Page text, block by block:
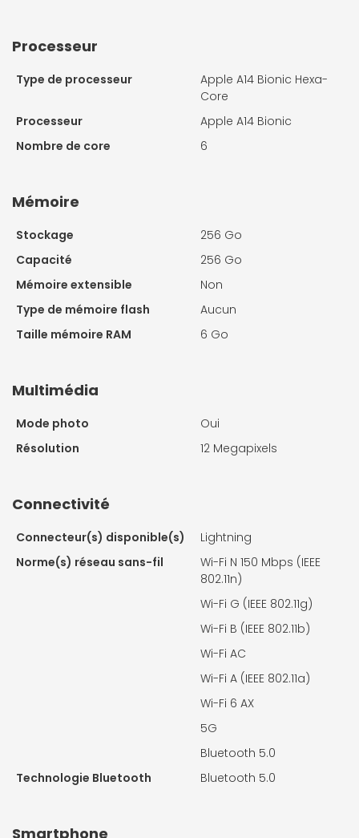
Processeur
Type de processeur
Apple A14 Bionic Hexa-
Core
Processeur
Apple A14 Bionic
Nombre de core
6
Mémoire
Stockage
256 Go
Capacité
256 Go
Mémoire extensible
Non
Type de mémoire flash
Aucun
Taille mémoire RAM
6 Go
Multimédia
Mode photo
Oui
Résolution
12 Megapixels
Connectivité
Connecteur(s) disponible(s)
Lightning
Norme(s) réseau sans-fil
Wi-Fi N 150 Mbps (IEEE
802.11n)
Wi-Fi G (IEEE 802.11g)
Wi-Fi B (IEEE 802.11b)
Wi-Fi AC
Wi-Fi A (IEEE 802.11a)
Wi-Fi 6 AX
5G
Bluetooth 5.0
Technologie Bluetooth
Bluetooth 5.0
Smartphone